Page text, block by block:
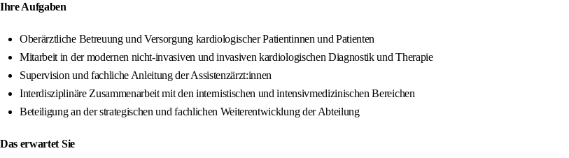
Ihre Aufgaben
Oberärztliche Betreuung und Versorgung kardiologischer Patientinnen und Patienten
Mitarbeit in der modernen nicht-invasiven und invasiven kardiologischen Diagnostik und Therapie
Supervision und fachliche Anleitung der Assistenzärzt:innen
Interdisziplinäre Zusammenarbeit mit den internistischen und intensivmedizinischen Bereichen
Beteiligung an der strategischen und fachlichen Weiterentwicklung der Abteilung
Das erwartet Sie